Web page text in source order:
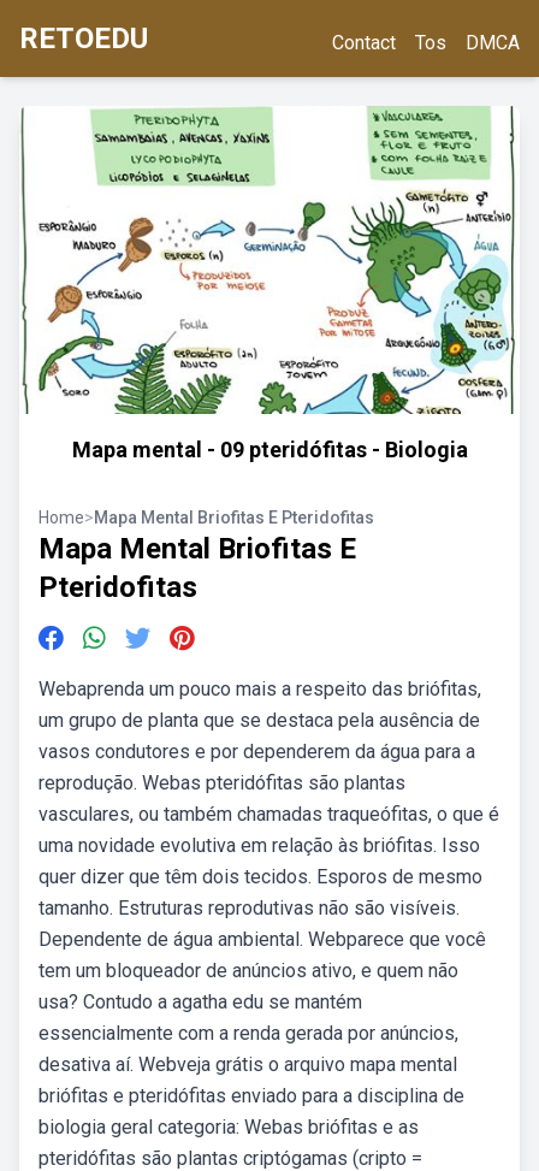
RETOEDU Contact Tos DMCA
Mapa mental - 09 pteridófitas - Biologia
Home>Mapa Mental Briofitas E Pteridofitas
Mapa Mental Briofitas E
Pteridofitas
Webaprenda um pouco mais a respeito das briófitas,
um grupo de planta que se destaca pela ausência de
vasos condutores e por dependerem da água para a
reprodução. Webas pteridófitas são plantas
vasculares, ou também chamadas traqueófitas, o que é
uma novidade evolutiva em relação às briófitas. Isso
quer dizer que têm dois tecidos. Esporos de mesmo
tamanho. Estruturas reprodutivas não são visíveis.
Dependente de água ambiental. Webparece que você
tem um bloqueador de anúncios ativo, e quem não
usa? Contudo a agatha edu se mantém
essencialmente com a renda gerada por anúncios,
desativa aí. Webveja grátis o arquivo mapa mental
briófitas e pteridófitas enviado para a disciplina de
biologia geral categoria: Webas briófitas e as
pteridófitas são plantas criptógamas (cripto =